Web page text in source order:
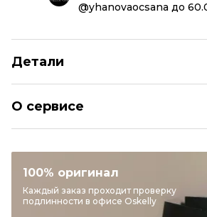
@yhanovaocsana до
Детали
Категория
Бренд
MALA MATI
Материал одежды
Мех
О сервисе
100% оригинал
Каждый заказ проходит проверку
подлинности в офисе Oskelly